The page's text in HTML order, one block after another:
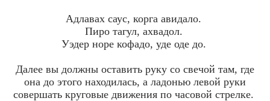
Адлавах саус, корга авидало.
Пиро тагул, ахвадол.
Уэдер норе кофадо, уде оде до.
Далее вы должны оставить руку со свечой там, где
она до этого находилась, а ладонью левой руки
совершать круговые движения по часовой стрелке.